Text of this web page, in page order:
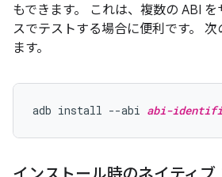
もできます。 これは、複数の ABI
スでテストする場合に便利です。
ます。
adb install --abi abi-